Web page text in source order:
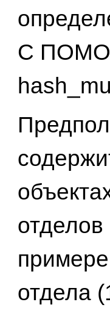
С
отделов
отдела